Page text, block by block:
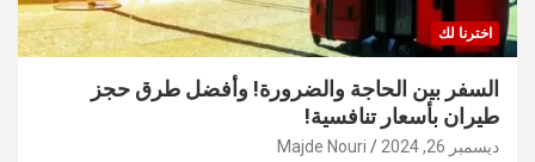
اخترنا لك
السفر بين الحاجة والضرورة! وأفضل طرق حجز
طيران بأسعار تنافسية!
ديسمبر 26, 2024 Majde Nouri